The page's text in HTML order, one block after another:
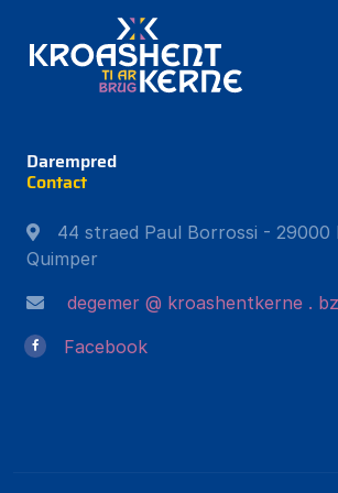
Darempred
Contact
44 straed Paul Borrossi - 29000
Quimper
degemer @ kroashentkerne .
Facebook